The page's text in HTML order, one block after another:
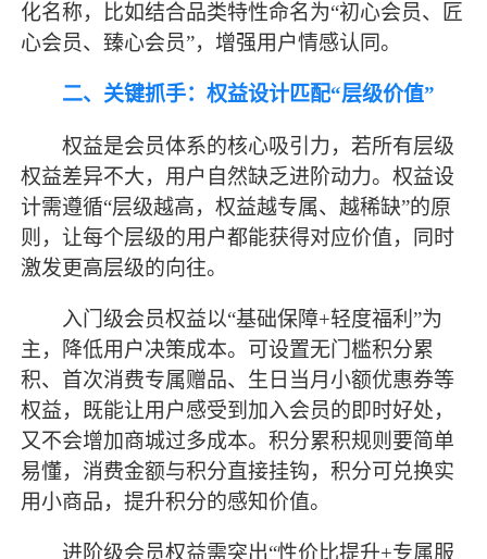
化名称，比如结合品类特性命名为“初心会员、匠
心会员、臻心会员”，增强用户情感认同。
二、关键抓手：权益设计匹配“层级价值”
权益是会员体系的核心吸引力，若所有层级
权益差异不大，用户自然缺乏进阶动力。权益设
计需遵循“层级越高，权益越专属、越稀缺”的原
则，让每个层级的用户都能获得对应价值，同时
激发更高层级的向往。
入门级会员权益以“基础保障+轻度福利”为
主，降低用户决策成本。可设置无门槛积分累
积、首次消费专属赠品、生日当月小额优惠券等
权益，既能让用户感受到加入会员的即时好处，
又不会增加商城过多成本。积分累积规则要简单
易懂，消费金额与积分直接挂钩，积分可兑换实
用小商品，提升积分的感知价值。
进阶级会员权益需突出“性价比提升+专属服